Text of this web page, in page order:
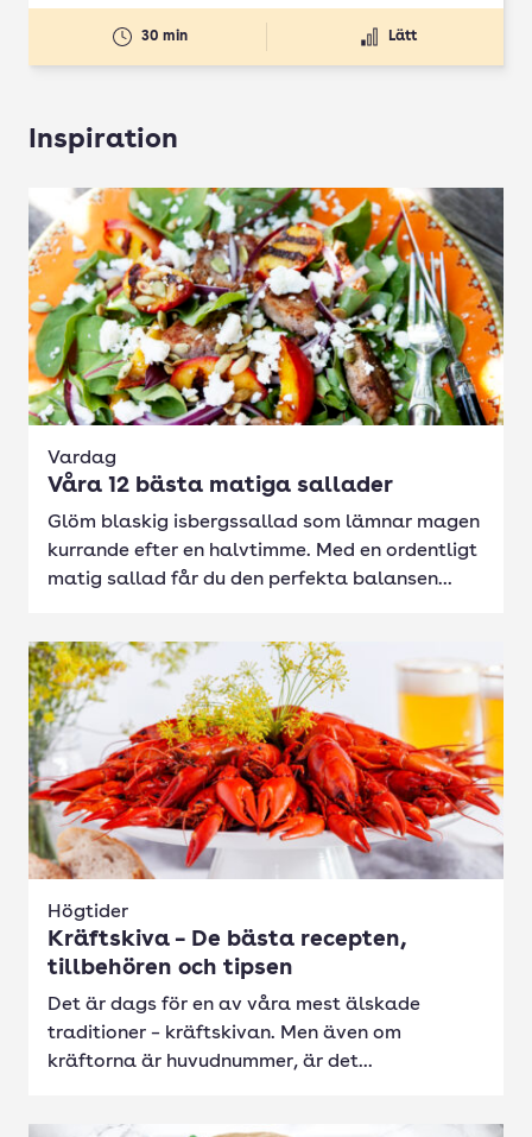
30 min Lätt
Inspiration
Vardag
Våra 12 bästa matiga sallader
Glöm blaskig isbergssallad som lämnar magen
kurrande efter en halvtimme. Med en ordentligt
matig sallad får du den perfekta balansen...
Högtider
Kräftskiva – De bästa recepten,
tillbehören och tipsen
Det är dags för en av våra mest älskade
traditioner – kräftskivan. Men även om
kräftorna är huvudnummer, är det...